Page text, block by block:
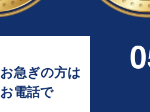
お急ぎの方は
お電話で